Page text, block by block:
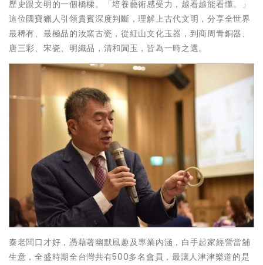
歷史跟文明的一個橋樑。「培養藝術感受力，越看越能看懂。」
這位國寶獵人引領貴賓深度判斷，理解上古代文明，分享全世界
最稀有、最極品的汝窯古瓷，從紅山文化玉器，到商周青銅器、
唐三彩、宋瓷、明織品，清和闐玉，皆為一時之選。
秦老闆口才好，憑藉著幽默風趣及專業內涵，白手起家經營當舖
生意，全盛時期全台灣共有500多名會員，最讓人津津樂道的是